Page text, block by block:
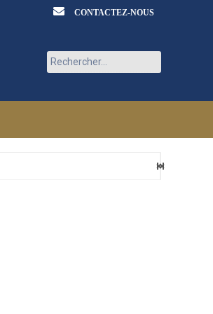
CONTACTEZ-NOUS
Rechercher :